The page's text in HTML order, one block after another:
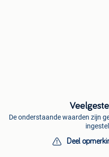
De onderstaande waarden zijn
Deel